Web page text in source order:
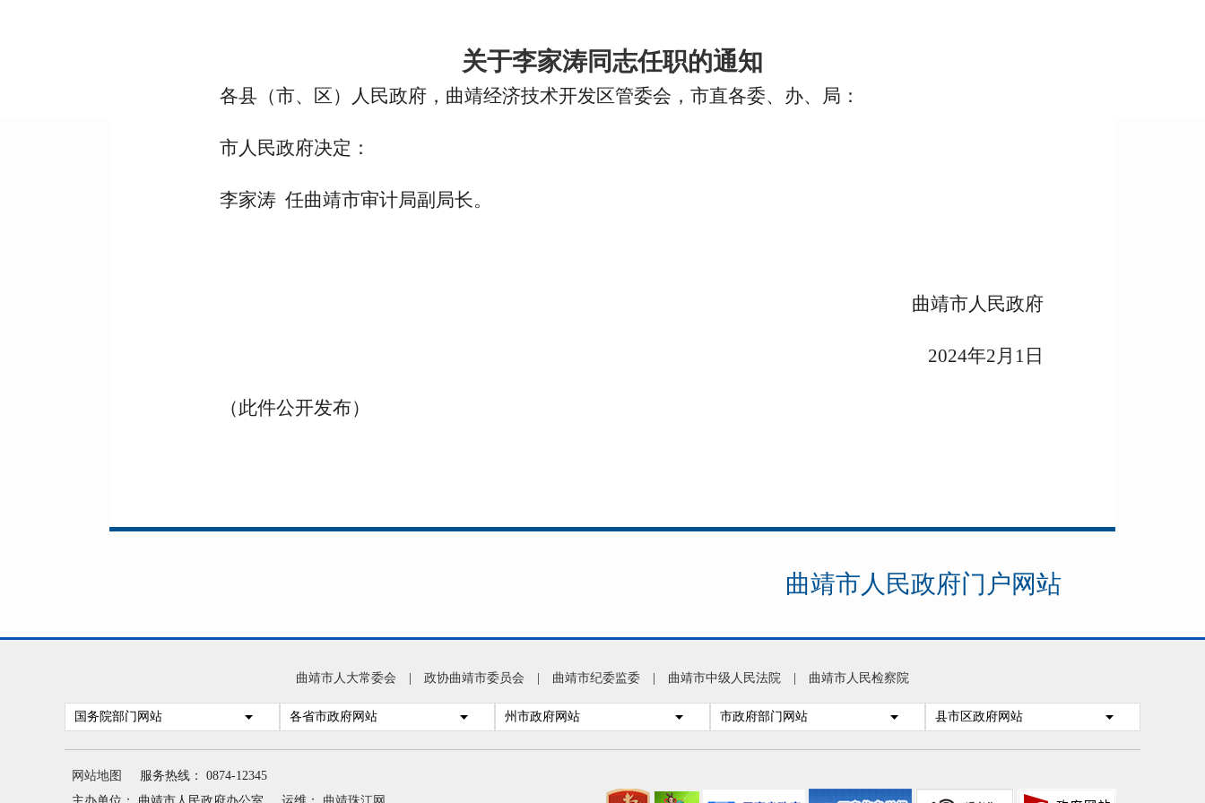
关于李家涛同志任职的通知
各县（市、区）人民政府，曲靖经济技术开发区管委会，市直各委、办、局：
市人民政府决定：
李家涛 任曲靖市审计局副局长。
曲靖市人民政府
2024年2月1日
（此件公开发布）
曲靖市人民政府门户网站
曲靖市人大常委会 政协曲靖市委员会 曲靖市纪委监委 曲靖市中级人民法院 曲靖市人民检察院
国务院部门网站 各省市政府网站 州市政府网站 市政府部门网站 县市区政府网站
网站地图
服务热线： 0874-12345